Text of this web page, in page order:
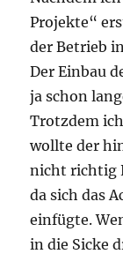
Projekte“
der Betrieb
Der Einbau
ja schon
Trotzdem
wollte der
nicht richtig
da sich das
einfügte.
in die Sicke